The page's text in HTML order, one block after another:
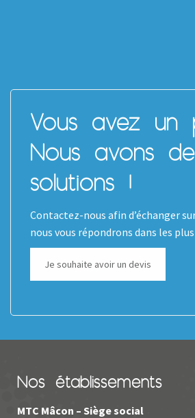
Vous avez un
Nous avons
solutions !
Contactez-nous afin d’échanger
nous vous répondrons dans les
Je souhaite avoir un devis
Nos établissements
MTC Mâcon – Siège social